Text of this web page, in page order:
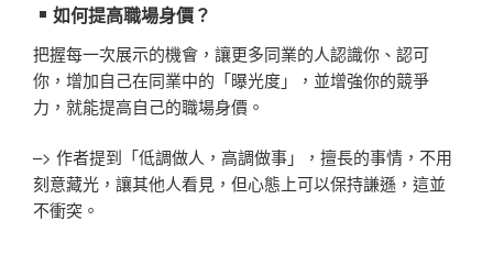
如何提高職場身價？
把握每一次展示的機會，讓更多同業的人認識你、認可
你，增加自己在同業中的「曝光度」，並增強你的競爭
力，就能提高自己的職場身價。
–> 作者提到「低調做人，高調做事」，擅長的事情，不用
刻意藏光，讓其他人看見，但心態上可以保持謙遜，這並
不衝突。